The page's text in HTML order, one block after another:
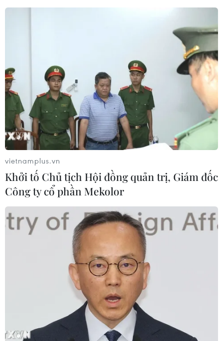
TIN CÙNG CHUYÊN MỤC
Iran và Oman thống nhất mở lại eo
biển Hormuz trong 60 ngày
06/08/2026 12:25
Israel thử nghiệm tên lửa Arrow giữa
lúc căng thẳng khu vực leo thang
Iran cảnh báo đáp trả nhằm vào hạ
vietnamplus.vn
Khởi tố Chủ tịch Hội đồng quản trị, Giám đốc
Công ty cổ phần Mekolor